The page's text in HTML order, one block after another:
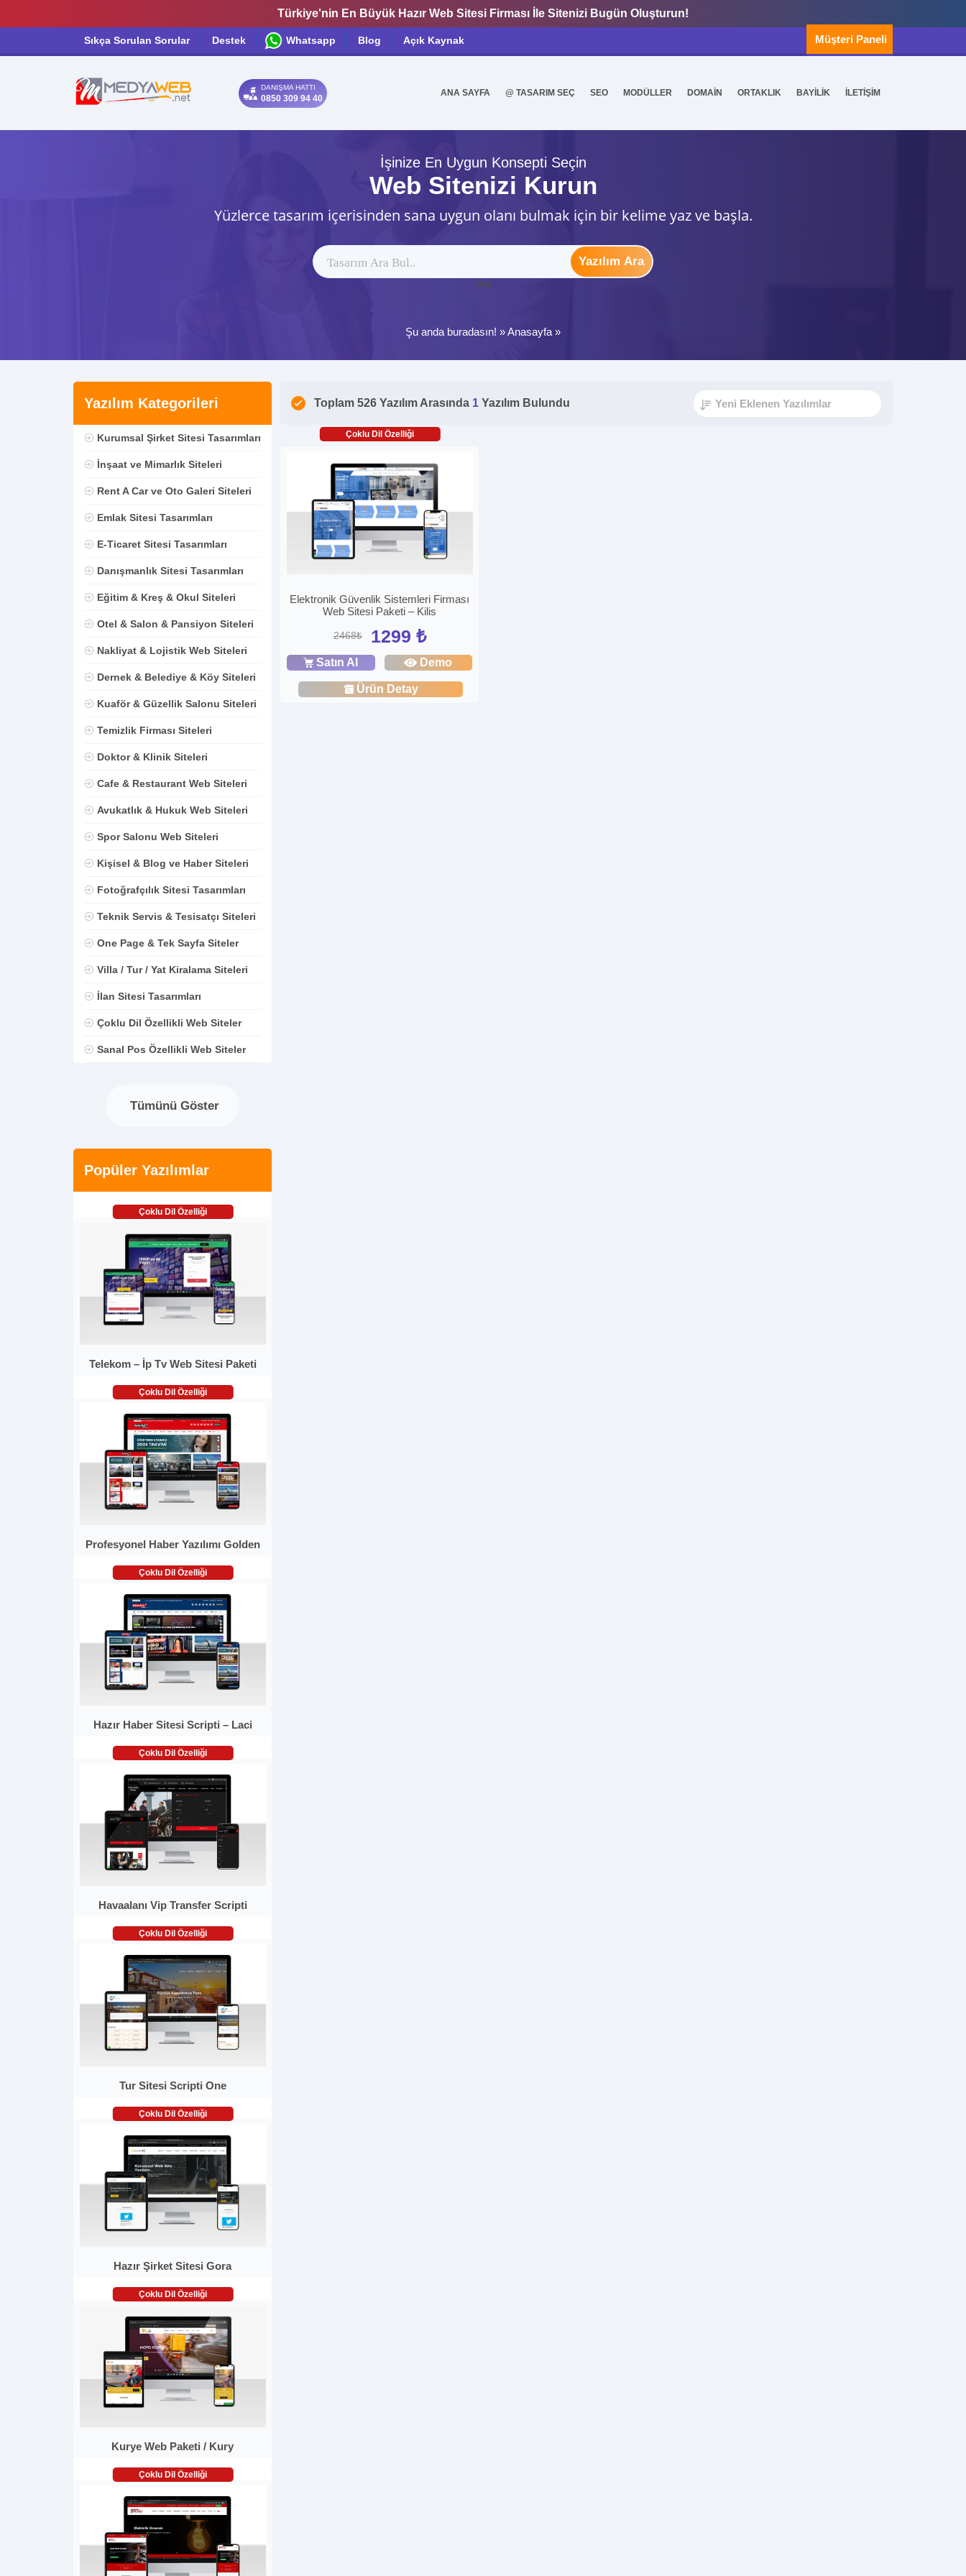
Türkiye'nin En Büyük Hazır Web Sitesi Firması İle Sitenizi Bugün Oluşturun!
Sıkça Sorulan Sorular Destek Whatsapp Blog Açık Kaynak Müşteri Paneli
DANIŞMA HATTI
0850 309 94 40
ANA SAYFA @ TASARIM SEÇ SEO MODÜLLER DOMAİN ORTAKLIK BAYİLİK İLETİŞİM
İşinize En Uygun Konsepti Seçin
Web Sitenizi Kurun
Yüzlerce tasarım içerisinden sana uygun olanı bulmak için bir kelime yaz ve başla.
Yazılım Ara
ytag
Şu anda buradasın! »Anasayfa »
Yazılım Kategorileri
Kurumsal Şirket Sitesi Tasarımları
İnşaat ve Mimarlık Siteleri
Rent A Car ve Oto Galeri Siteleri
Emlak Sitesi Tasarımları
E-Ticaret Sitesi Tasarımları
Danışmanlık Sitesi Tasarımları
Eğitim & Kreş & Okul Siteleri
Otel & Salon & Pansiyon Siteleri
Nakliyat & Lojistik Web Siteleri
Dernek & Belediye & Köy Siteleri
Kuaför & Güzellik Salonu Siteleri
Temizlik Firması Siteleri
Doktor & Klinik Siteleri
Cafe & Restaurant Web Siteleri
Avukatlık & Hukuk Web Siteleri
Spor Salonu Web Siteleri
Kişisel & Blog ve Haber Siteleri
Fotoğrafçılık Sitesi Tasarımları
Teknik Servis & Tesisatçı Siteleri
One Page & Tek Sayfa Siteler
Villa / Tur / Yat Kiralama Siteleri
İlan Sitesi Tasarımları
Çoklu Dil Özellikli Web Siteler
Sanal Pos Özellikli Web Siteler
Tümünü Göster
Popüler Yazılımlar
Çoklu Dil Özelliği
Telekom – İp Tv Web Sitesi Paketi
Çoklu Dil Özelliği
Profesyonel Haber Yazılımı Golden
Çoklu Dil Özelliği
Hazır Haber Sitesi Scripti – Laci
Çoklu Dil Özelliği
Havaalanı Vip Transfer Scripti
Çoklu Dil Özelliği
Tur Sitesi Scripti One
Çoklu Dil Özelliği
Hazır Şirket Sitesi Gora
Çoklu Dil Özelliği
Kurye Web Paketi / Kury
Çoklu Dil Özelliği
Toplam 526 Yazılım Arasında 1 Yazılım Bulundu
Çoklu Dil Özelliği
Elektronik Güvenlik Sistemleri Firması
Web Sitesi Paketi – Kilis
2468₺ 1299 ₺
Satın Al Demo
Ürün Detay